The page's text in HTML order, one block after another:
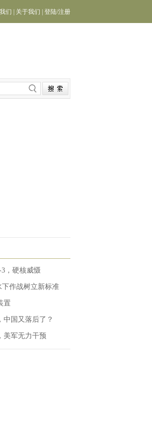
们 关于我们 登陆/注册
，硬核威慑
下作战树立新标准
置
中国又落后了？
美军无力干预